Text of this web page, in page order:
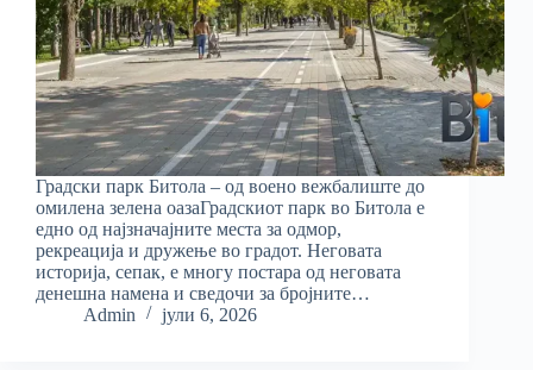
Градски парк Битола – од воено вежбалиште до
омилена зелена оазаГрадскиот парк во Битола е
едно од најзначајните места за одмор,
рекреација и дружење во градот. Неговата
историја, сепак, е многу постара од неговата
денешна намена и сведочи за бројните…
Admin
јули 6, 2026